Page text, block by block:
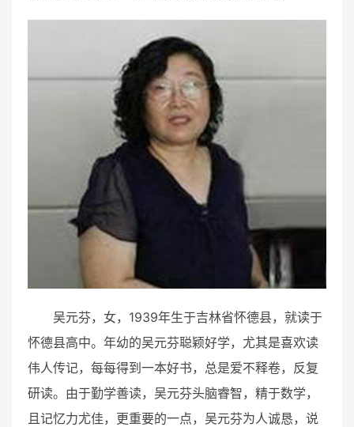
吴元芬，女，1939年生于吉林省怀德县，就读于
怀德县高中。年幼的吴元芬聪颖好学，尤其是喜欢读
伟人传记，每每得到一本好书，总是爱不释卷，反复
研读。由于勤学善读，吴元芬头脑睿智，精于数学，
且记忆力尤佳，更重要的一点，吴元芬为人诚恳，说